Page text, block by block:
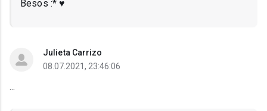
Besos :* ♥
Julieta Carrizo
08.07.2021, 23:46:06
...